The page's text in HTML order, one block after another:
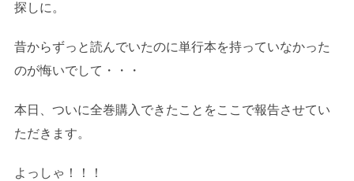
探しに。
昔からずっと読んでいたのに単行本を持っていなかった
のが悔いでして・・・
本日、ついに全巻購入できたことをここで報告させてい
ただきます。
よっしゃ！！！